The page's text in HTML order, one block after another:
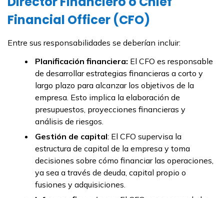
Financial Officer (CFO)
Entre sus responsabilidades se deberían incluir:
Planificación financiera: El CFO es responsable
de desarrollar estrategias financieras a corto y
largo plazo para alcanzar los objetivos de la
empresa. Esto implica la elaboración de
presupuestos, proyecciones financieras y
análisis de riesgos.
Gestión de capital: El CFO supervisa la
estructura de capital de la empresa y toma
decisiones sobre cómo financiar las operaciones,
ya sea a través de deuda, capital propio o
fusiones y adquisiciones.